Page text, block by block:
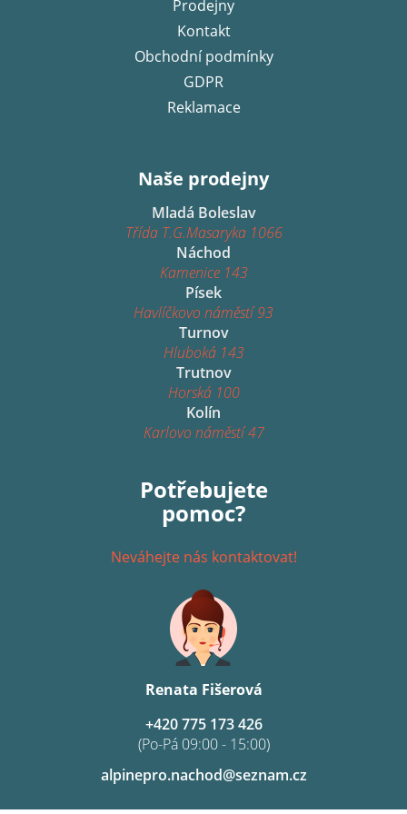
Prodejny
Kontakt
Obchodní podmínky
GDPR
Reklamace
Naše prodejny
Mladá Boleslav
Třída T.G.Masaryka 1066
Náchod
Kamenice 143
Písek
Havlíčkovo náměstí 93
Turnov
Hluboká 143
Trutnov
Horská 100
Kolín
Karlovo náměstí 47
Potřebujete
pomoc?
Neváhejte nás kontaktovat!
Renata Fišerová
alpinepro.nachod@seznam.cz
+420 775 173 426
(Po-Pá 09:00 - 15:00)